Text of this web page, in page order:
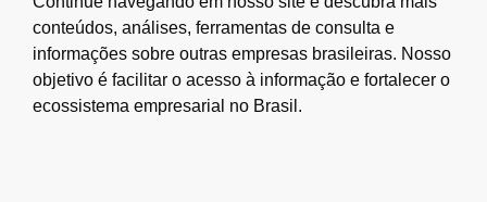
conteúdos, análises, ferramentas de consulta e
informações sobre outras empresas brasileiras. Nosso
objetivo é facilitar o acesso à informação e fortalecer o
ecossistema empresarial no Brasil.